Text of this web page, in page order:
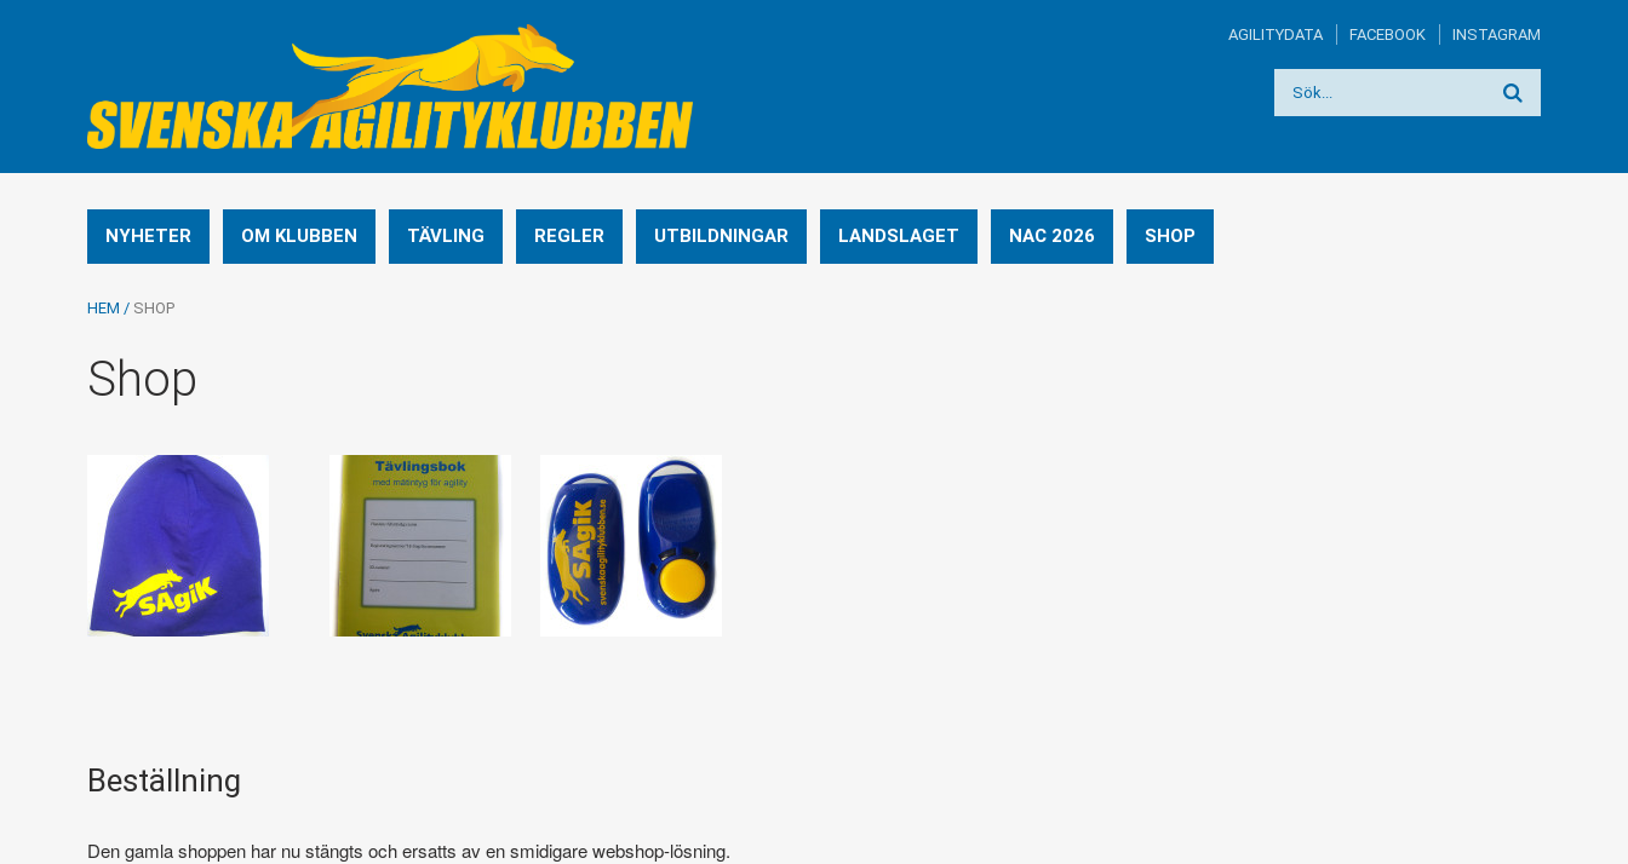
AGILITYDATA FACEBOOK INSTAGRAM
NYHETER OM KLUBBEN TÄVLING REGLER UTBILDNINGAR LANDSLAGET NAC 2026 SHOP
HEM / SHOP
Shop
Beställning
Den gamla shoppen har nu stängts och ersatts av en smidigare webshop-lösning.